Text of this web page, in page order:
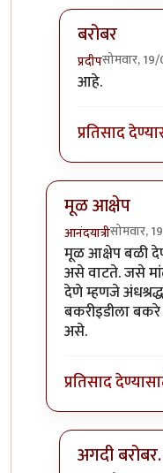
बरोबर
प्रदीपसोमवार,
In reply to
आहे.
प्रतिसाद
मूळ आक्षेप
आनंदयात्रीसोमवार,
In reply to
मूळ आक्षेप बळी
असे वाटते. जसे
देणे म्हणजे
बकरीइडीला
असे.
प्रतिसाद
अगदी